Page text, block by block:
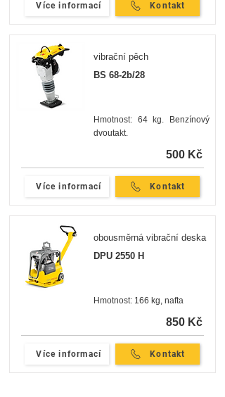
Více informací Kontakt
vibrační pěch
BS 68-2b/28
Hmotnost: 64 kg. Benzínový
dvoutakt.
500 Kč
Více informací Kontakt
obousměrná vibrační deska
DPU 2550 H
Hmotnost: 166 kg, nafta
850 Kč
Více informací Kontakt